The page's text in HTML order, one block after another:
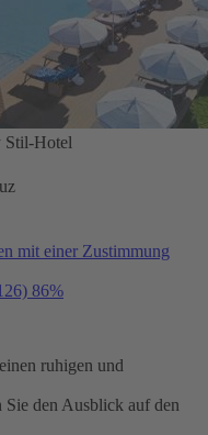
Hotel
mit einer Zustimmung
86%
ruhigen und
Sie den Ausblick auf den